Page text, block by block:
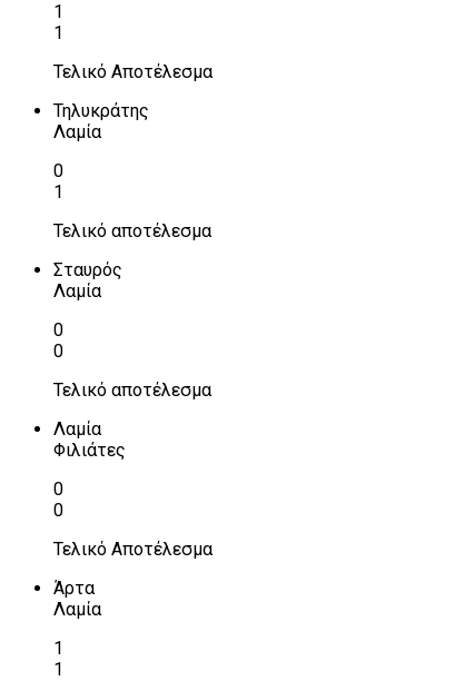
1
1
Τελικό Αποτέλεσμα
Τηλυκράτης
Λαμία
0
1
Τελικό αποτέλεσμα
Σταυρός
Λαμία
0
0
Τελικό αποτέλεσμα
Λαμία
Φιλιάτες
0
0
Τελικό Αποτέλεσμα
Άρτα
Λαμία
1
1